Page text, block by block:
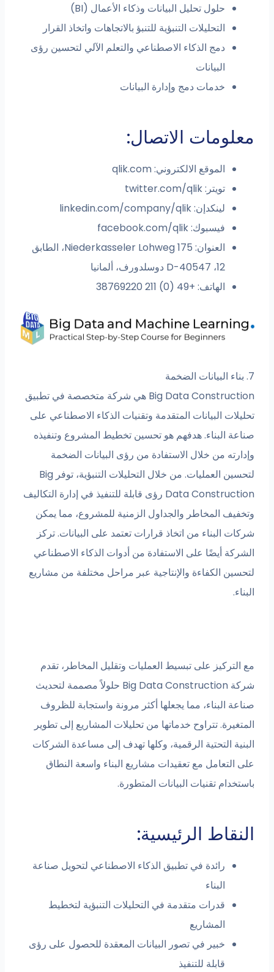
حلول تحليل البيانات وذكاء الأعمال (BI)
التحليلات التنبؤية للتنبؤ بالاتجاهات واتخاذ القرار
دمج الذكاء الاصطناعي والتعلم الآلي لتحسين رؤى
خدمات دمج وإدارة البيانات
الاتصال:
الموقع الالكتروني: qlik.com
لينكدإن: linkedin.com/company/qlik
فيسبوك: facebook.com/qlik
العنوان: Niederkasseler Lohweg 175، الطابق
الهاتف: +49 (0) 211 38769220
Big Data Construction هي شركة متخصصة في تطبيق
البيانات المتقدمة وتقنيات الذكاء الاصطناعي على
هدفهم هو تحسين تخطيط المشروع وتنفيذه
من خلال الاستفادة من رؤى البيانات الضخمة
لتحسين العمليات. من خلال التحليلات التنبؤية، توفر Big
Data Construction رؤى قابلة للتنفيذ في إدارة التكاليف
المخاطر والجداول الزمنية للمشروع، مما يمكن
من اتخاذ قرارات تعتمد على البيانات. تركز
أيضًا على الاستفادة من أدوات الذكاء الاصطناعي
الكفاءة والإنتاجية عبر مراحل مختلفة من مشاريع
على تبسيط العمليات وتقليل المخاطر، تقدم
شركة Big Data Construction حلولاً مصممة لتحديث
مما يجعلها أكثر مرونة واستجابة للظروف
تتراوح خدماتها من تحليلات المشاريع إلى تطوير
التحتية الرقمية، وكلها تهدف إلى مساعدة الشركات
مع تعقيدات مشاريع البناء واسعة النطاق
تقنيات البيانات المتطورة.
الرئيسية:
رائدة في تطبيق الذكاء الاصطناعي لتحويل صناعة
قدرات متقدمة في التحليلات التنبؤية لتخطيط
خبير في تصور البيانات المعقدة للحصول على رؤى
قابلة للتنفيذ